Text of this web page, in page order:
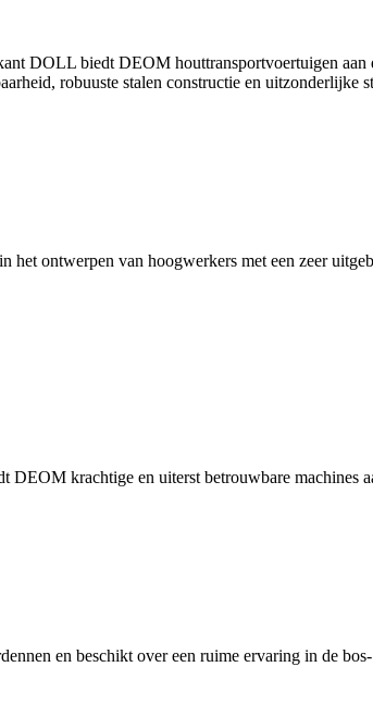
DOLL biedt DEOM houttransportvoertuigen
robuuste stalen constructie en uitzonderlijke
ontwerpen van hoogwerkers met een zeer
DEOM krachtige en uiterst betrouwbare machines
en beschikt over een ruime ervaring in de